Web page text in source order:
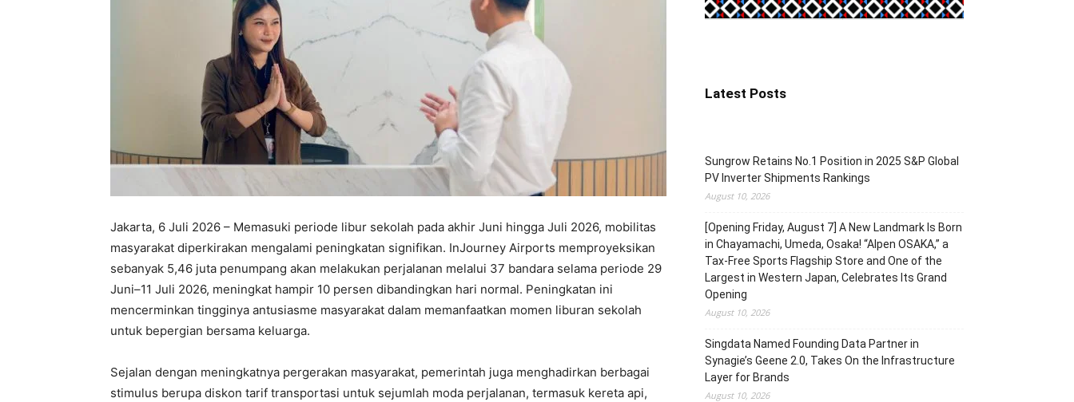
Jakarta, 6 Juli 2026 – Memasuki periode libur sekolah pada akhir Juni hingga Juli 2026, mobilitas
masyarakat diperkirakan mengalami peningkatan signifikan. InJourney Airports memproyeksikan
sebanyak 5,46 juta penumpang akan melakukan perjalanan melalui 37 bandara selama periode 29
Juni–11 Juli 2026, meningkat hampir 10 persen dibandingkan hari normal. Peningkatan ini
mencerminkan tingginya antusiasme masyarakat dalam memanfaatkan momen liburan sekolah
untuk bepergian bersama keluarga.
Sejalan dengan meningkatnya pergerakan masyarakat, pemerintah juga menghadirkan berbagai
stimulus berupa diskon tarif transportasi untuk sejumlah moda perjalanan, termasuk kereta api,
Latest Posts
Sungrow Retains No.1 Position in 2025 S&P Global
PV Inverter Shipments Rankings
August 10, 2026
[Opening Friday, August 7] A New Landmark Is Born
in Chayamachi, Umeda, Osaka! “Alpen OSAKA,” a
Tax-Free Sports Flagship Store and One of the
Largest in Western Japan, Celebrates Its Grand
Opening
August 10, 2026
Singdata Named Founding Data Partner in
Synagie’s Geene 2.0, Takes On the Infrastructure
Layer for Brands
August 10, 2026